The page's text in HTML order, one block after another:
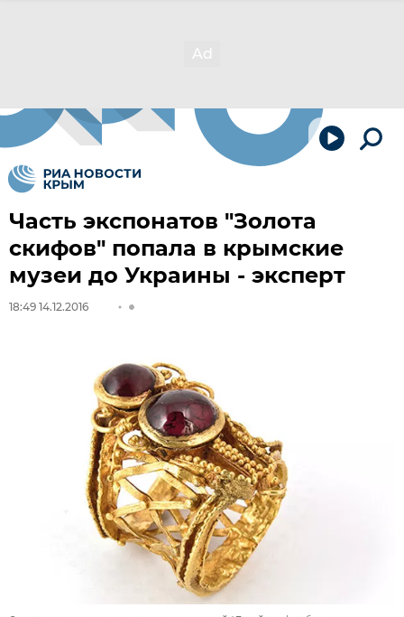
Часть экспонатов "Золота
скифов" попала в крымские
музеи до Украины - эксперт
18:49 14.12.2016